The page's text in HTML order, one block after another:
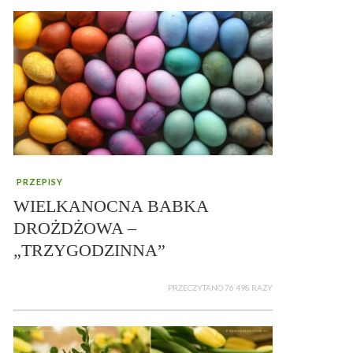
PRZEPISY
WIELKANOCNA BABKA
DROŻDŻOWA –
„TRZYGODZINNA”
PRZECZYTANO 76 498 RAZY